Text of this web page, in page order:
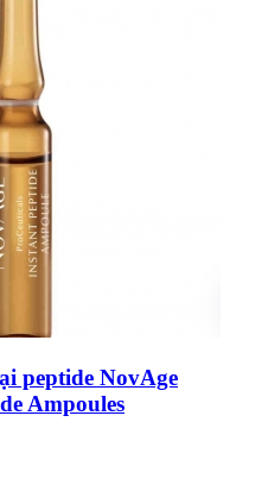
peptide NovAge
Ampoules